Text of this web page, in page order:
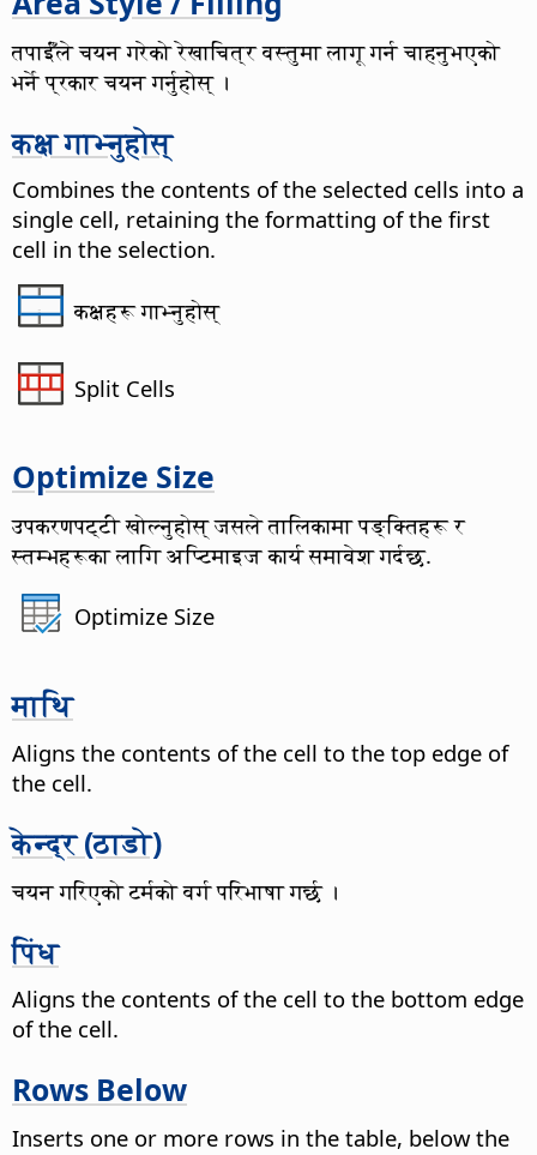
तपाईँले चयन गरेको रेखाचित्र वस्तुमा लागू गर्न चाहनुभएको
भर्ने प्रकार चयन गर्नुहोस् ।
कक्ष गाभ्नुहोस्
Combines the contents of the selected cells into a
single cell, retaining the formatting of the first
cell in the selection.
कक्षहरू गाभ्नुहोस्
Split Cells
Optimize Size
उपकरणपट्टी खोल्नुहोस् जसले तालिकामा पङ्क्तिहरू र
स्तम्भहरूका लागि अप्टिमाइज कार्य समावेश गर्दछ.
Optimize Size
माथि
Aligns the contents of the cell to the top edge of
the cell.
केन्द्र (ठाडो)
चयन गरिएको टर्मको वर्ग परिभाषा गर्छ ।
पिंध
Aligns the contents of the cell to the bottom edge
of the cell.
Rows Below
Inserts one or more rows in the table, below the